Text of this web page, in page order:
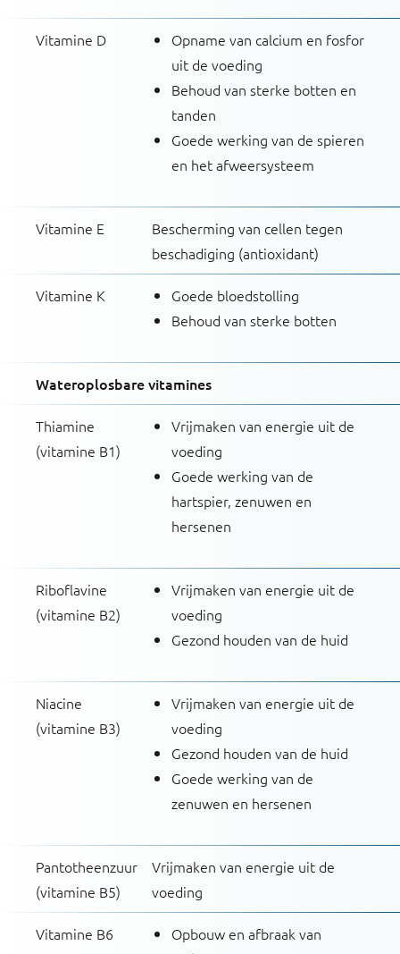
Vitamine D
Opname van calcium en fosfor
uit de voeding
Behoud van sterke botten en
tanden
Goede werking van de spieren
en het afweersysteem
Vitamine E
Bescherming van cellen tegen
beschadiging (antioxidant)
Vitamine K
Goede bloedstolling
Behoud van sterke botten
Wateroplosbare vitamines
Thiamine
(vitamine B1)
Vrijmaken van energie uit de
voeding
Goede werking van de
hartspier, zenuwen en
hersenen
Riboflavine
(vitamine B2)
Vrijmaken van energie uit de
voeding
Gezond houden van de huid
Niacine
(vitamine B3)
Vrijmaken van energie uit de
voeding
Gezond houden van de huid
Goede werking van de
zenuwen en hersenen
Pantotheenzuur
(vitamine B5)
Vrijmaken van energie uit de
voeding
Vitamine B6
Opbouw en afbraak van